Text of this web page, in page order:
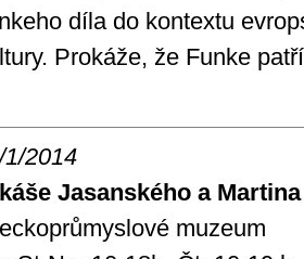
díla do kontextu
Prokáže, že Funke
1/2014
Jasanského a
muzeum